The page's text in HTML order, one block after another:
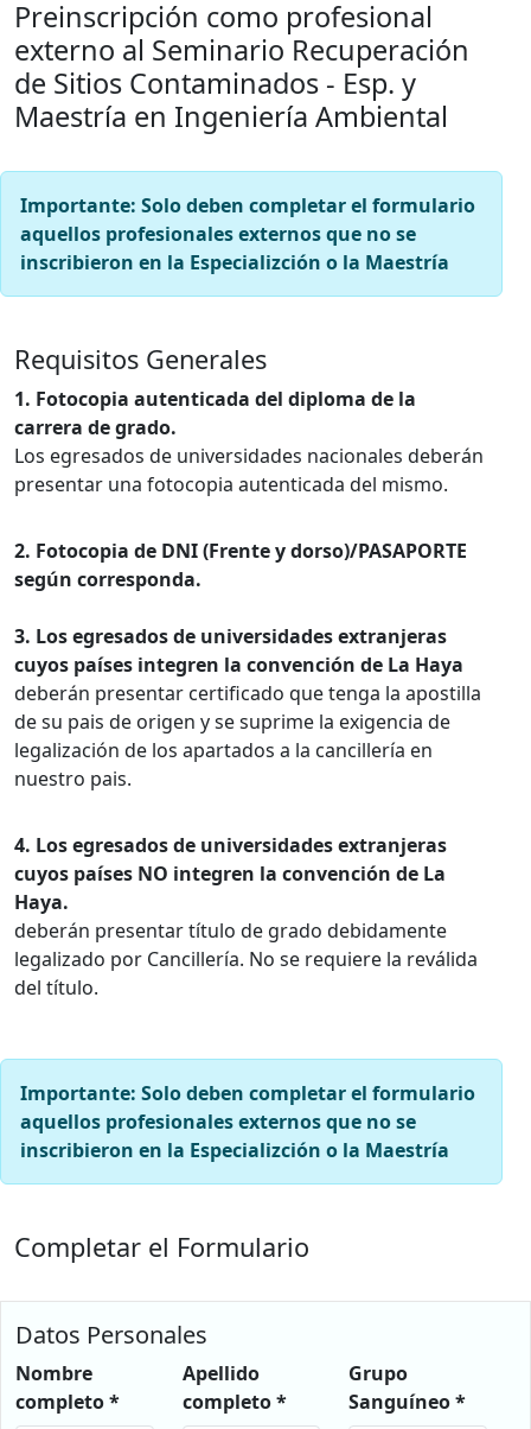
Preinscripción como profesional
externo al Seminario Recuperación
de Sitios Contaminados - Esp. y
Maestría en Ingeniería Ambiental
Importante: Solo deben completar el formulario
aquellos profesionales externos que no se
inscribieron en la Especializción o la Maestría
Requisitos Generales
1. Fotocopia autenticada del diploma de la
carrera de grado.
Los egresados de universidades nacionales deberán
presentar una fotocopia autenticada del mismo.
2. Fotocopia de DNI (Frente y dorso)/PASAPORTE
según corresponda.
3. Los egresados de universidades extranjeras
cuyos países integren la convención de La Haya
deberán presentar certificado que tenga la apostilla
de su pais de origen y se suprime la exigencia de
legalización de los apartados a la cancillería en
nuestro pais.
4. Los egresados de universidades extranjeras
cuyos países NO integren la convención de La
Haya.
deberán presentar título de grado debidamente
legalizado por Cancillería. No se requiere la reválida
del título.
Importante: Solo deben completar el formulario
aquellos profesionales externos que no se
inscribieron en la Especializción o la Maestría
Completar el Formulario
Datos Personales
Nombre
completo *
Apellido
completo *
Grupo
Sanguíneo *